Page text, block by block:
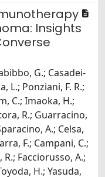
Insights
G.; Casadei-
L.; Ponziani, F. R.;
C.; Imaoka, H.;
R.; Guarracino,
A.; Celsa,
F.; Campani, C.;
Facciorusso, A.;
H.; Yasuda,